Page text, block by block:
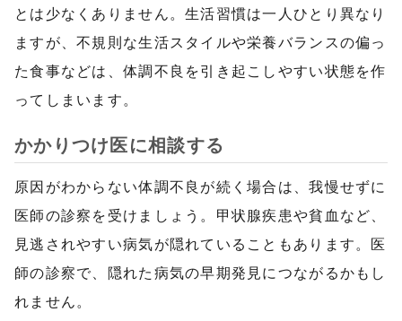
とは少なくありません。生活習慣は一人ひとり異なり
ますが、不規則な生活スタイルや栄養バランスの偏っ
た食事などは、体調不良を引き起こしやすい状態を作
ってしまいます。
かかりつけ医に相談する
原因がわからない体調不良が続く場合は、我慢せずに
医師の診察を受けましょう。甲状腺疾患や貧血など、
見逃されやすい病気が隠れていることもあります。医
師の診察で、隠れた病気の早期発見につながるかもし
れません。